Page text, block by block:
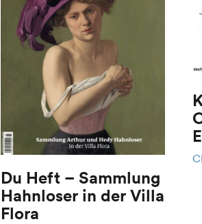
Du Heft – Sammlung
Hahnloser in der Villa
Flora